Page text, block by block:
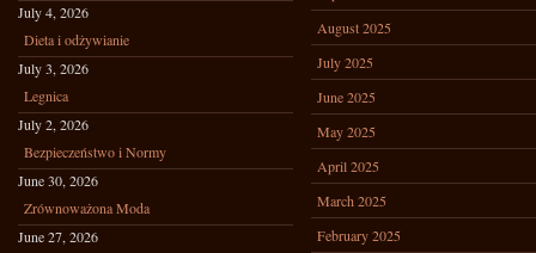
July 4, 2026
Dieta i odżywianie
July 3, 2026
Legnica
July 2, 2026
Bezpieczeństwo i Normy
June 30, 2026
Zrównoważona Moda
June 27, 2026
August 2025
July 2025
June 2025
May 2025
April 2025
March 2025
February 2025